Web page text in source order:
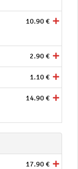
10.90 €
2.90 €
1.10 €
14.90 €
17.90 €